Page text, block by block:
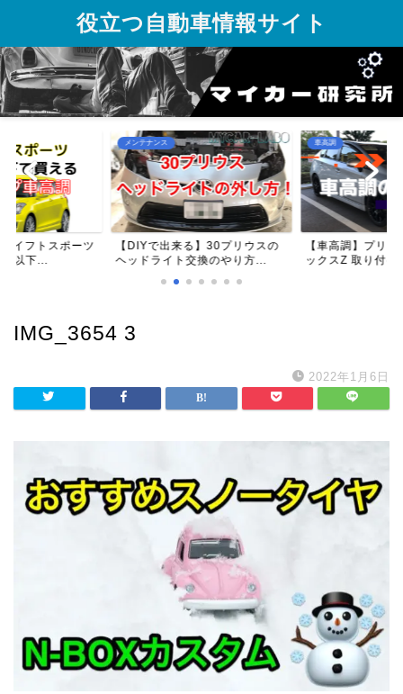
役立つ自動車情報サイト
イフトスポーツ
以下...
メンテナンス
【DIYで出来る】30プリウスの
ヘッドライト交換のやり方...
車高調
【車高調】プリ
ックスZ 取り付け
IMG_3654 3
2022年1月6日